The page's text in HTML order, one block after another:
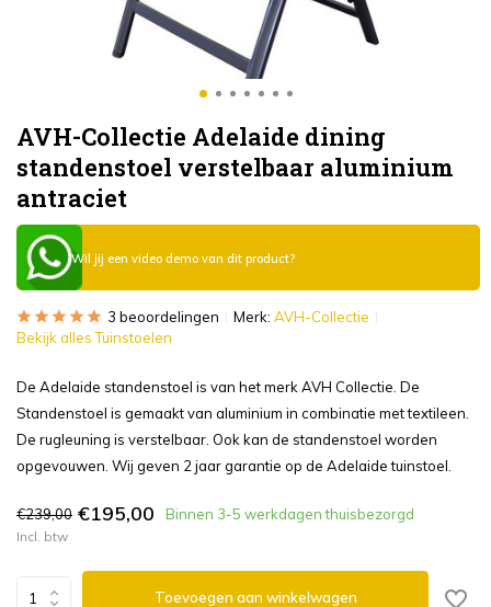
AVH-Collectie Adelaide dining
standenstoel verstelbaar aluminium
antraciet
Wil jij een video demo van dit product?
3 beoordelingen Merk: AVH-Collectie
Bekijk alles Tuinstoelen
De Adelaide standenstoel is van het merk AVH Collectie. De
Standenstoel is gemaakt van aluminium in combinatie met textileen.
De rugleuning is verstelbaar. Ook kan de standenstoel worden
opgevouwen. Wij geven 2 jaar garantie op de Adelaide tuinstoel.
€239,00 €195,00 Binnen 3-5 werkdagen thuisbezorgd
Incl. btw
Toevoegen aan winkelwagen